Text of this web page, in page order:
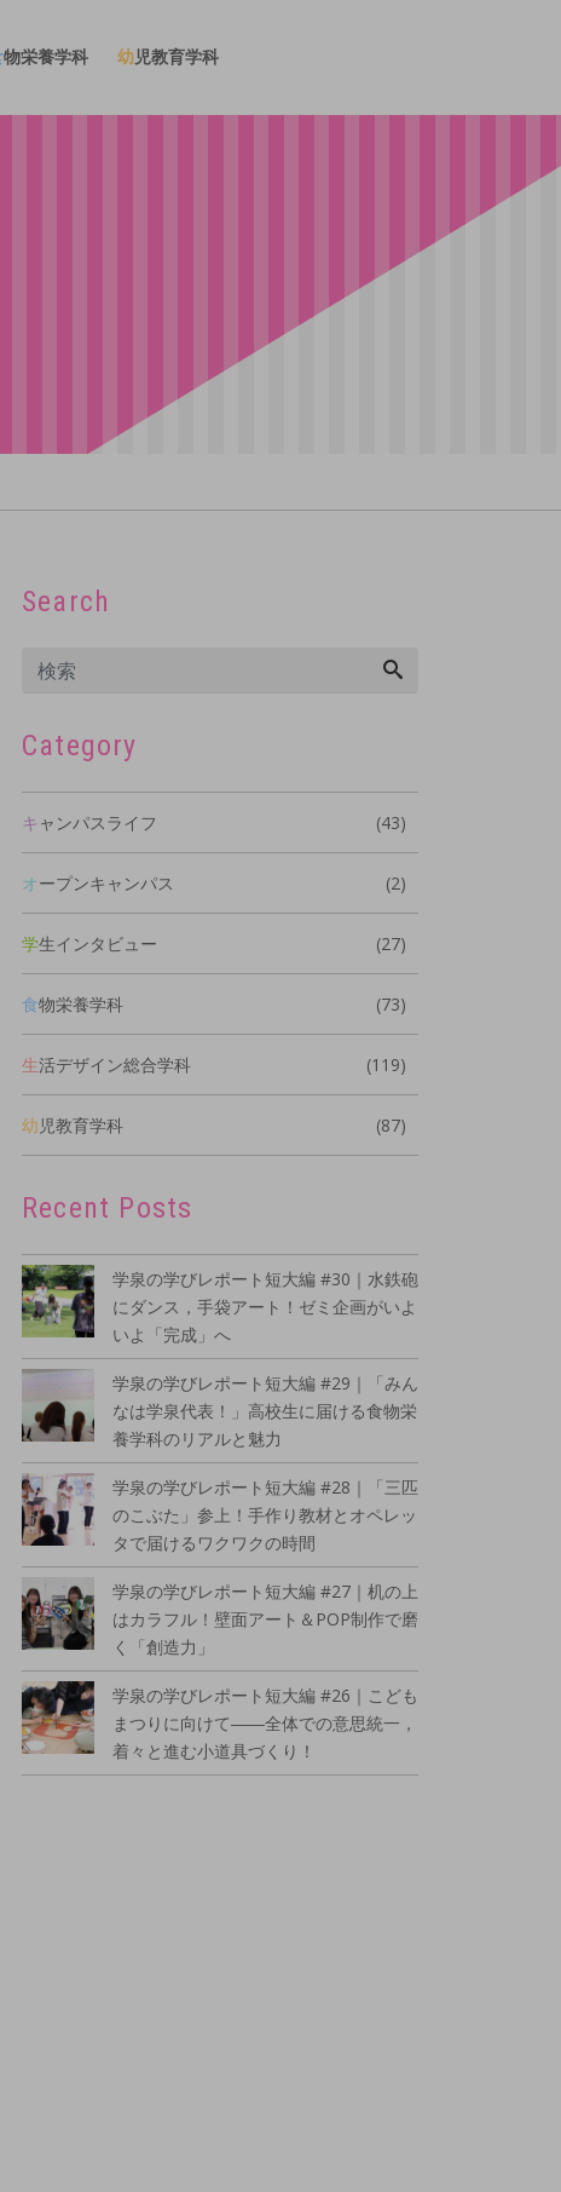
食物栄養学科 幼児教育学科
Search
Category
キャンパスライフ (43)
オープンキャンパス (2)
学生インタビュー (27)
食物栄養学科 (73)
生活デザイン総合学科 (119)
幼児教育学科 (87)
Recent Posts
学泉の学びレポート短大編 #30｜水鉄砲
にダンス，手袋アート！ゼミ企画がいよ
いよ「完成」へ
学泉の学びレポート短大編 #29｜「みん
なは学泉代表！」高校生に届ける食物栄
養学科のリアルと魅力
学泉の学びレポート短大編 #28｜「三匹
のこぶた」参上！手作り教材とオペレッ
タで届けるワクワクの時間
学泉の学びレポート短大編 #27｜机の上
はカラフル！壁面アート＆POP制作で磨
く「創造力」
学泉の学びレポート短大編 #26｜こども
まつりに向けて――全体での意思統一，
着々と進む小道具づくり！